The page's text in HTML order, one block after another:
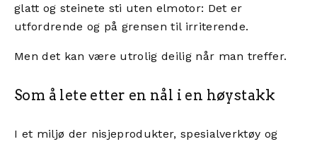
glatt og steinete sti uten elmotor: Det er
utfordrende og på grensen til irriterende.
Men det kan være utrolig deilig når man treffer.
Som å lete etter en nål i en høystakk
I et miljø der nisjeprodukter, spesialverktøy og